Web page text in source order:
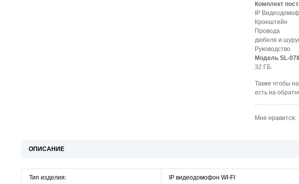
Комплект
IP
Кронштейн
Провода
дюбеля и
Руководство
Модель SL-
32 ГБ.
Также чтобы
есть на
Мне нравится:
ОПИСАНИЕ
Тип изделия: IP видеодомофон WI-FI